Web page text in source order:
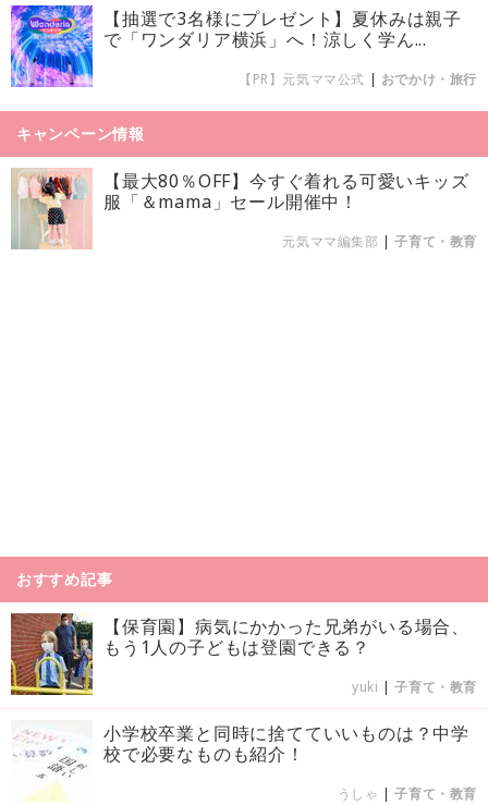
【抽選で3名様にプレゼント】夏休みは親子
で「ワンダリア横浜」へ！涼しく学ん...
【PR】元気ママ公式 | おでかけ・旅行
キャンペーン情報
【最大80％OFF】今すぐ着れる可愛いキッズ
服「＆mama」セール開催中！
元気ママ編集部 |子育て・教育
おすすめ記事
【保育園】病気にかかった兄弟がいる場合、
もう1人の子どもは登園できる？
yuki |子育て・教育
小学校卒業と同時に捨てていいものは？中学
校で必要なものも紹介！
うしゃ |子育て・教育